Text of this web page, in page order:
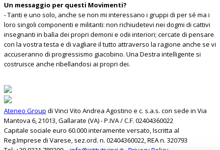
Un messaggio per questi Movimenti?
- Tanti e uno solo, anche se non mi interessano i gruppi di per sé ma i
loro singoli componenti e militanti: non richiudetevi nei dogmi di cattivi
insegnanti in balìa dei propri demoni e odii interiori; cercate di pensare
con la vostra testa e di vagliare il tutto attraverso la ragione anche se vi
accuseranno di progressismo giacobino. Una Destra intelligente si
costruisce anche ribellandosi ai propri dei.
Ateneo Group di Vinci Vito Andrea Agostino e c. s.a.s. con sede in Via
Mantova 6, 21013, Gallarate (VA) - P.IVA / C.F. 02404360022
Capitale sociale euro 60.000 interamente versato, Iscritta al
Reg.Imprese di Varese, sez.ord. n. 02404360022, REA n. 320793